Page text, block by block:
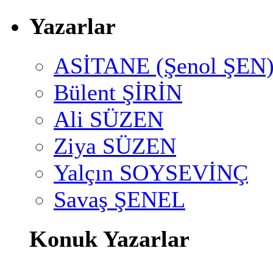
Yazarlar
ASİTANE (Şenol
Bülent ŞİRİN
Ali SÜZEN
Ziya SÜZEN
Yalçın SOYSEVİNÇ
Savaş ŞENEL
Konuk Yazarlar